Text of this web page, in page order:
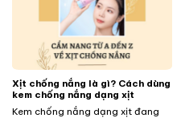
Xịt chống nắng là gì? Cách dùng
kem chống nắng dạng xịt
Kem chống nắng dạng xịt đang